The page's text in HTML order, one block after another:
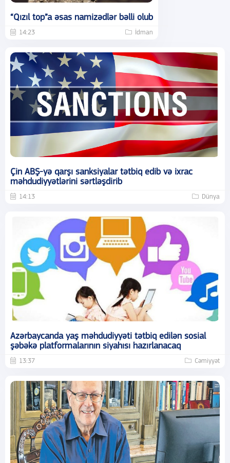
“Qızıl top”a əsas namizədlər bəlli olub
14:23 İdman
Çin ABŞ-yə qarşı sanksiyalar tətbiq edib və ixrac
məhdudiyyətlərini sərtləşdirib
14:13 Dünya
Azərbaycanda yaş məhdudiyyəti tətbiq edilən sosial
şəbəkə platformalarının siyahısı hazırlanacaq
13:37 Cəmiyyət